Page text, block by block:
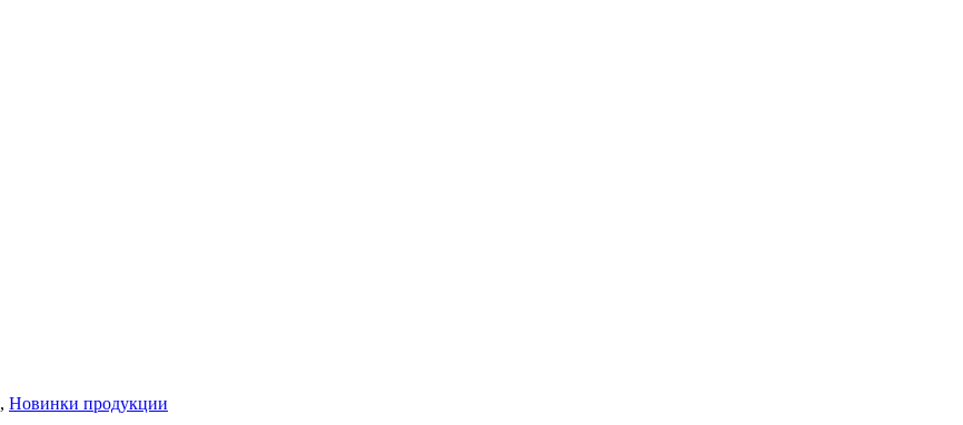
, Новинки продукции